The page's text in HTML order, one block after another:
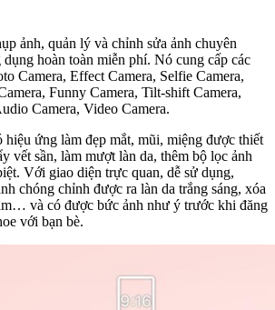
ảnh, quản lý và chỉnh sửa ảnh chuyên
hoàn toàn miễn phí. Nó cung cấp các
Camera, Effect Camera, Selfie Camera,
Funny Camera, Tilt-shift Camera,
Camera, Video Camera.
ứng làm đẹp mắt, mũi, miệng được thiết
vết sần, làm mượt làn da, thêm bộ lọc ảnh
Với giao diện trực quan, dễ sử dụng,
chóng chỉnh được ra làn da trắng sáng, xóa
và có được bức ảnh như ý trước khi đăng
với bạn bè.